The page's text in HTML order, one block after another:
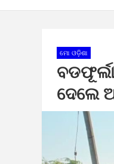
ମୋ ଓଡ଼ିଶା
ଦେଲେ